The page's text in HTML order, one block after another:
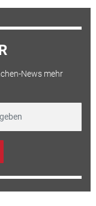
News mehr